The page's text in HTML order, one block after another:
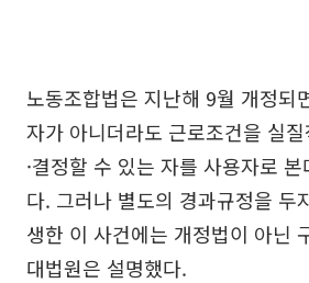
노동조합법은 지난해 9월 개정되
자가 아니더라도 근로조건을 실질
·결정할 수 있는 자를 사용자로
다. 그러나 별도의 경과규정을 두
생한 이 사건에는 개정법이 아닌
대법원은 설명했다.